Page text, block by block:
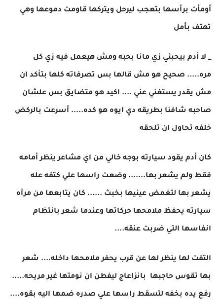
أومأت برأسها بتعجب ليرحل ويتركها قاومت دموعها وهي
تهتف بأمل
_ لا أدم بيحبني زي مانا بحبه ومش هيعمل فيه زي كل
مره..... صحيح هو مش قالها بس تصرفاته كلها بتأكد ان
مش يقدر يستغني عني .... اكيد هو متضايق بس علشان
صاحبه شافنا بطريقه دي ايوه هو كده..... أسرعت بالركض
خلفه تحاول ان تلحقه
كان أدم يقود سيارته بوجه خالي من اي مشاعر ينظر أمامه
فقط ولم يشعر بها....... وضعت راسها علي كتفه عله
يشعر بها لتغمض عينيها بخبث ...... كان يتابعها من مرآه
سيارته يحفظ ملامحها حركاتها وعندما شعر بانتظام
انفاسها التي ضربت عنقه....
التفت لها ينظر لها عن قرب يحفر ملامحها داخله.... شعر
بها تقوس حاجبها بانزاعاج ليفطن ان نومتها غير مريحه.....
رفع يده بخفه لتسقط راسها علي صدره ضمها اليه بقوه....